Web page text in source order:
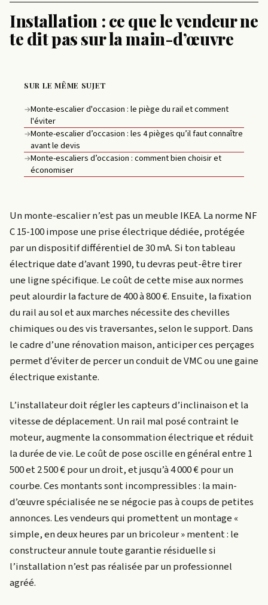
Installation : ce que le vendeur ne
te dit pas sur la main-d’œuvre
SUR LE MÊME SUJET
→Monte-escalier d'occasion : le piège du rail et comment
l'éviter
→Monte-escalier d’occasion : les 4 pièges qu’il faut connaître
avant le devis
→Monte-escaliers d’occasion : comment bien choisir et
économiser
Un monte-escalier n’est pas un meuble IKEA. La norme NF
C 15-100 impose une prise électrique dédiée, protégée
par un dispositif différentiel de 30 mA. Si ton tableau
électrique date d’avant 1990, tu devras peut-être tirer
une ligne spécifique. Le coût de cette mise aux normes
peut alourdir la facture de 400 à 800 €. Ensuite, la fixation
du rail au sol et aux marches nécessite des chevilles
chimiques ou des vis traversantes, selon le support. Dans
le cadre d’une rénovation maison, anticiper ces perçages
permet d’éviter de percer un conduit de VMC ou une gaine
électrique existante.
L’installateur doit régler les capteurs d’inclinaison et la
vitesse de déplacement. Un rail mal posé contraint le
moteur, augmente la consommation électrique et réduit
la durée de vie. Le coût de pose oscille en général entre 1
500 et 2 500 € pour un droit, et jusqu’à 4 000 € pour un
courbe. Ces montants sont incompressibles : la main-
d’œuvre spécialisée ne se négocie pas à coups de petites
annonces. Les vendeurs qui promettent un montage «
simple, en deux heures par un bricoleur » mentent : le
constructeur annule toute garantie résiduelle si
l’installation n’est pas réalisée par un professionnel
agréé.